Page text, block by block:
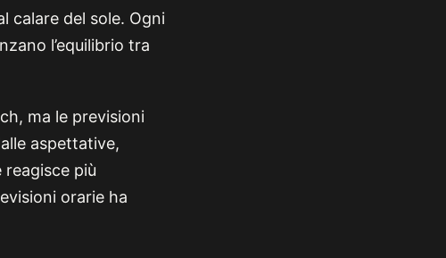
calare del sole. Ogni
l’equilibrio tra
ma le previsioni
aspettative,
più
orarie ha